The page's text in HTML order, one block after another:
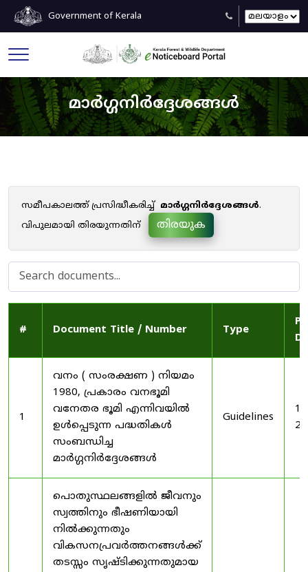
Government of Kerala
മാർഗ്ഗനിർദ്ദേശങ്ങൾ
സമീപകാലത്ത് പ്രസിദ്ധീകരിച്ച് മാർഗ്ഗനിർദ്ദേശങ്ങൾ.
വിപുലമായി തിരയുന്നതിന്
തിരയുക
# Document Title / Number Type
1
വനം ( സംരക്ഷണ ) നിയമം
1980, പ്രകാരം വനഭൂമി
വനേതര ഭൂമി എന്നിവയിൽ
ഉൾപ്പെടുന്ന പദ്ധതികൾ
സംബന്ധിച്ച
മാർഗ്ഗനിർദ്ദേശങ്ങൾ
Guidelines
പൊതുസ്ഥലങ്ങളിൽ ജീവനും
സ്വത്തിനും ഭീഷണിയായി
നിൽക്കുന്നതും
വികസനപ്രവർത്തനങ്ങൾക്ക്
തടസ്സം സൃഷ്ടിക്കുന്നതുമായ